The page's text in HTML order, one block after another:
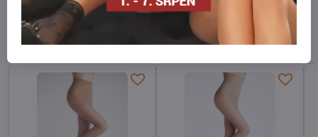
FacebookTwitterBlueskyPinterestReddit WhatsApp
Alternativní produkty